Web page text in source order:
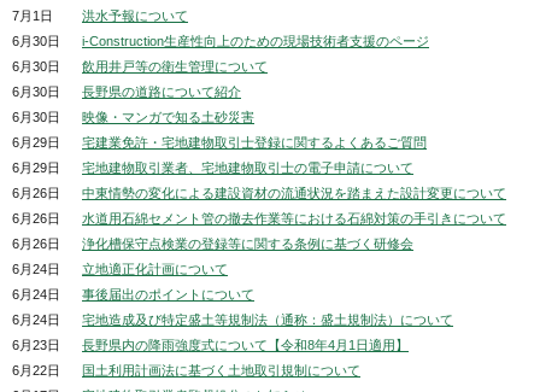
7月1日
洪水予報について
6月30日
i-Construction生産性向上のための現場技術者支援のページ
6月30日
飲用井戸等の衛生管理について
6月30日
長野県の道路について紹介
6月30日
映像・マンガで知る土砂災害
6月29日
宅建業免許・宅地建物取引士登録に関するよくあるご質問
6月29日
宅地建物取引業者、宅地建物取引士の電子申請について
6月26日
中東情勢の変化による建設資材の流通状況を踏まえた設計変更について
6月26日
水道用石綿セメント管の撤去作業等における石綿対策の手引きについて
6月26日
浄化槽保守点検業の登録等に関する条例に基づく研修会
6月24日
立地適正化計画について
6月24日
事後届出のポイントについて
6月24日
宅地造成及び特定盛土等規制法（通称：盛土規制法）について
6月23日
長野県内の降雨強度式について【令和8年4月1日適用】
6月22日
国土利用計画法に基づく土地取引規制について